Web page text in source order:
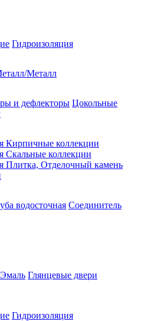
Гидроизоляция
Металл
и дефлекторы Цокольные
Кирпичные коллекции
Скальные коллекции
Плитка, Отделочный камень
водосточная Соединитель
Глянцевые двери
Гидроизоляция